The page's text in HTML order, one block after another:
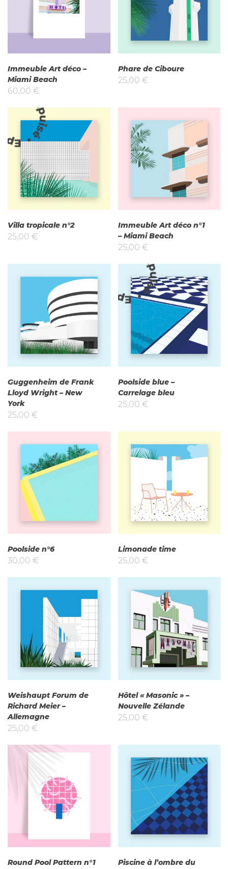
Immeuble Art déco –
Miami Beach
60,00 €
Phare de Ciboure
25,00 €
Villa tropicale n°2
25,00 €
Immeuble Art déco n°1
– Miami Beach
25,00 €
Guggenheim de Frank
Lloyd Wright – New
York
25,00 €
Epuisé
Poolside blue –
Carrelage bleu
25,00 €
Poolside n°6
30,00 €
Limonade time
25,00 €
Weishaupt Forum de
Richard Meier –
Allemagne
25,00 €
Hôtel « Masonic » –
Nouvelle Zélande
25,00 €
Round Pool Pattern n°1
Piscine à l’ombre du